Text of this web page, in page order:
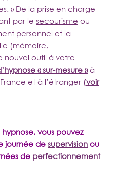
» De la prise en charge
par le secourisme ou
personnel et la
(mémoire,
nouvel outil à votre
« sur-mesure » à
et à l’étranger (voir
vous pouvez
journée de supervision ou
de perfectionnement